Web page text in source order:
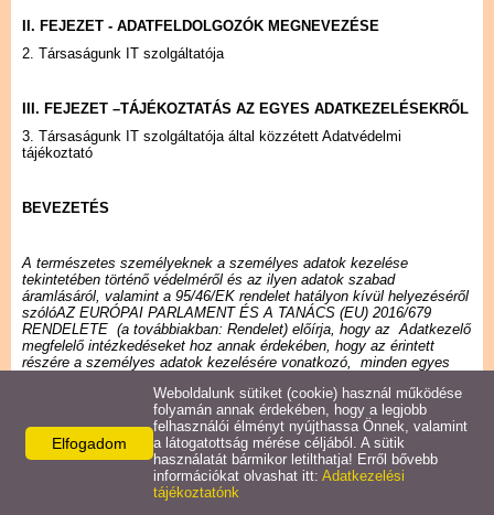
Naptár
II. FEJEZET - ADATFELDOLGOZÓK MEGNEVEZÉSE
2. Társaságunk IT szolgáltatója
III. FEJEZET –TÁJÉKOZTATÁS AZ EGYES ADATKEZELÉSEKRŐL
3. Társaságunk IT szolgáltatója által közzétett Adatvédelmi
tájékoztató
BEVEZETÉS
A természetes személyeknek a személyes adatok kezelése
tekintetében történő védelméről és az ilyen adatok szabad
áramlásáról, valamint a 95/46/EK rendelet hatályon kívül helyezéséről
szólóAZ EURÓPAI PARLAMENT ÉS A TANÁCS (EU) 2016/679
RENDELETE (a továbbiakban: Rendelet) előírja, hogy az Adatkezelő
megfelelő intézkedéseket hoz annak érdekében, hogy az érintett
részére a személyes adatok kezelésére vonatkozó, minden egyes
formában, világosan és közérthetően megfogalmazva nyújtsa,
továbbá hogy az Adatkezelő elősegíti az érintett jogainak a
gyakorlását.
Az érintett előzetes tájékoztatási kötelezettségét az információs
önrendelkezési jogról és az információszabadságról 2011. évi CXII.
Elfogadom
Weboldalunk sütiket (cookie) használ működése
folyamán annak érdekében, hogy a legjobb
felhasználói élményt nyújthassa Önnek, valamint
a látogatottság mérése céljából. A sütik
használatát bármikor letilthatja! Erről bővebb
információkat olvashat itt: Adatkezelési
tájékoztatónk